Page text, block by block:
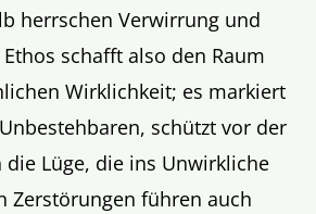
herrschen Verwirrung und
schafft also den Raum
Wirklichkeit; es markiert
schützt vor der
Lüge, die ins Unwirkliche
Zerstörungen führen auch